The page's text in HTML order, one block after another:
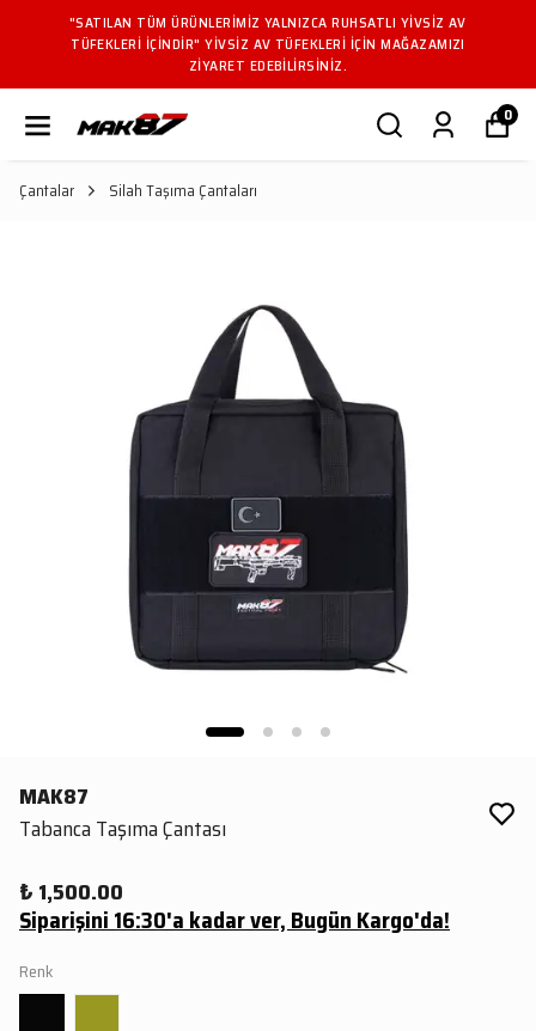
"SATILAN TÜM ÜRÜNLERIMIZ YALNIZCA RUHSATLI YIVSIZ AV
TÜFEKLERI IÇINDIR" YIVSIZ AV TÜFEKLERI IÇIN MAĞAZAMIZI
ZIYARET EDEBILIRSINIZ.
0
Çantalar Silah Taşıma Çantaları
MAK87
Tabanca Taşıma Çantası
₺ 1,500.00
Siparişini 16:30'a kadar ver, Bugün Kargo'da!
Renk